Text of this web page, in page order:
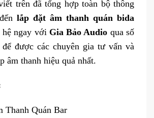
trên đã tổng hợp toàn bộ thông
lắp đặt âm thanh quán bida
ngay với Gia Bảo Audio qua số
để được các chuyên gia tư vấn và
âm thanh hiệu quả nhất.
Thanh Quán Bar